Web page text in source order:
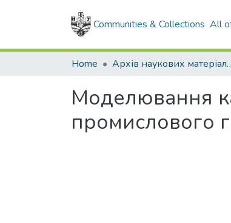
Communities & Collections All
Home Архів
Моделювання
промислового